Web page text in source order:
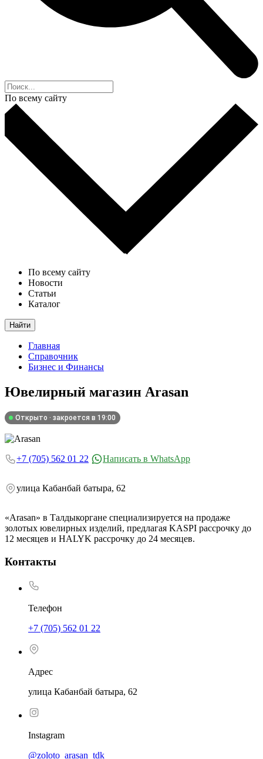
По всему сайту
По всему сайту
Новости
Статьи
Каталог
Найти
Главная
Справочник
Бизнес и Финансы
Ювелирный магазин Arasan
Открыто · закроется в 19:00
+7 (705) 562 01 22 Написать в WhatsApp
улица Кабанбай батыра, 62
«Arasan» в Талдыкоргане специализируется на продаже
золотых ювелирных изделий, предлагая KASPI рассрочку до
12 месяцев и HALYK рассрочку до 24 месяцев.
Контакты
Телефон
+7 (705) 562 01 22
Адрес
улица Кабанбай батыра, 62
Instagram
@zoloto_arasan_tdk